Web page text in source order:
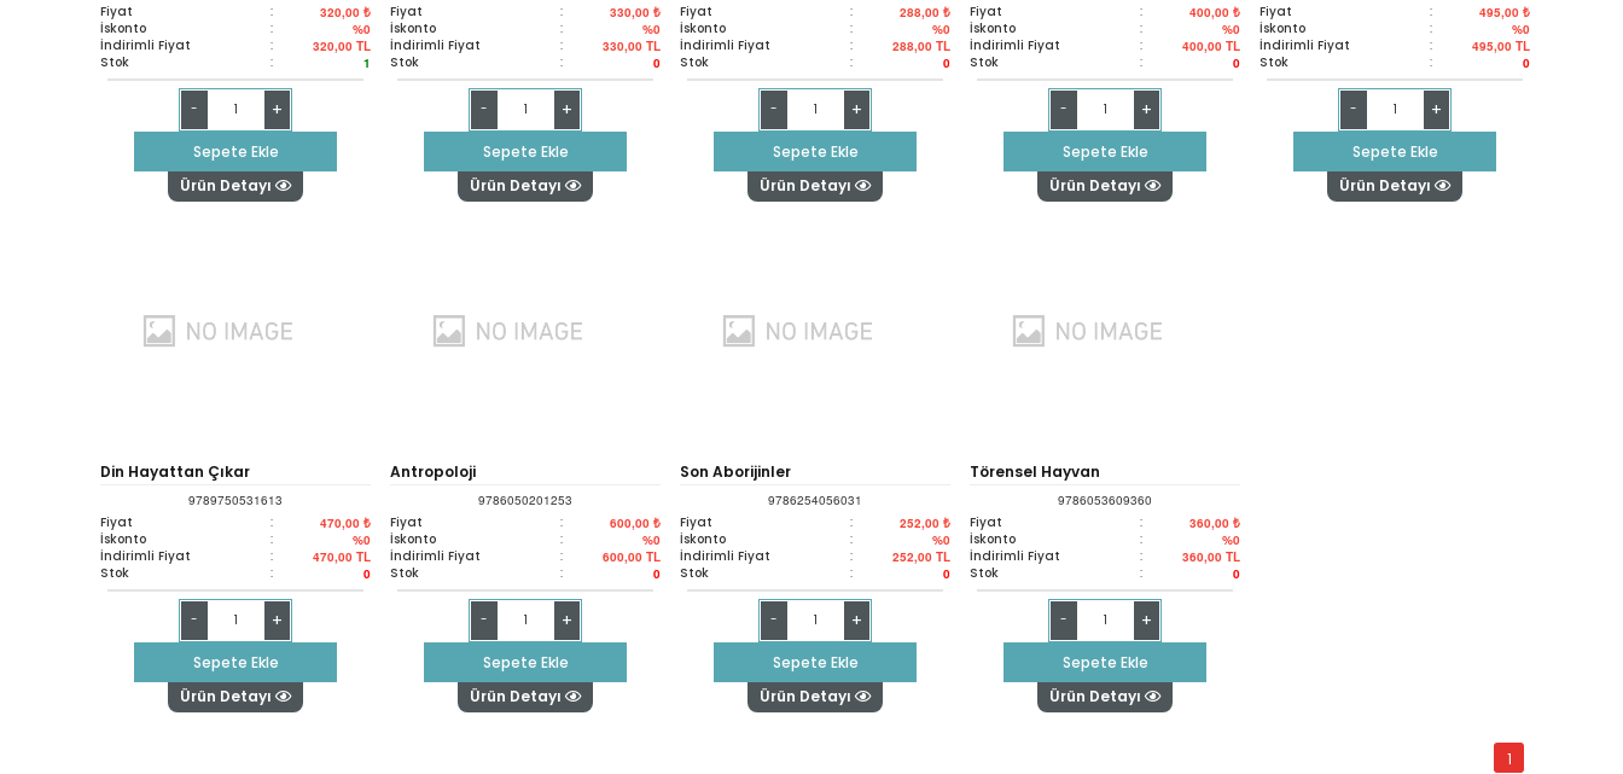
Fiyat : 320,00 ₺
İskonto : %0
İndirimli Fiyat : 320,00 TL
Stok : 1
- +
Sepete Ekle
Ürün Detayı
Fiyat : 330,00 ₺
İskonto : %0
İndirimli Fiyat : 330,00 TL
Stok : 0
- +
Sepete Ekle
Ürün Detayı
Fiyat : 288,00 ₺
İskonto : %0
İndirimli Fiyat : 288,00 TL
Stok : 0
- +
Sepete Ekle
Ürün Detayı
Fiyat : 400,00 ₺
İskonto : %0
İndirimli Fiyat : 400,00 TL
Stok : 0
- +
Sepete Ekle
Ürün Detayı
Fiyat : 495,00 ₺
İskonto : %0
İndirimli Fiyat : 495,00 TL
Stok : 0
- +
Sepete Ekle
Ürün Detayı
Din Hayattan Çıkar
9789750531613
Fiyat : 470,00 ₺
İskonto : %0
İndirimli Fiyat : 470,00 TL
Stok : 0
- +
Sepete Ekle
Ürün Detayı
Antropoloji
9786050201253
Fiyat : 600,00 ₺
İskonto : %0
İndirimli Fiyat : 600,00 TL
Stok : 0
- +
Sepete Ekle
Ürün Detayı
Son Aborijinler
9786254056031
Fiyat : 252,00 ₺
İskonto : %0
İndirimli Fiyat : 252,00 TL
Stok : 0
- +
Sepete Ekle
Ürün Detayı
Törensel Hayvan
9786053609360
Fiyat : 360,00 ₺
İskonto : %0
İndirimli Fiyat : 360,00 TL
Stok : 0
- +
Sepete Ekle
Ürün Detayı
1